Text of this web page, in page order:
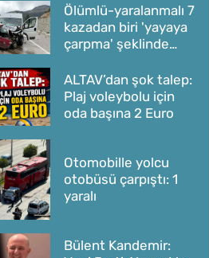
Ölümlü-yaralanmalı 7
kazadan biri 'yayaya
çarpma' şeklinde
ALTAV’dan şok talep:
Plaj voleybolu için
oda başına 2 Euro
Otomobille yolcu
otobüsü çarpıştı: 1
yaralı
Bülent Kandemir: